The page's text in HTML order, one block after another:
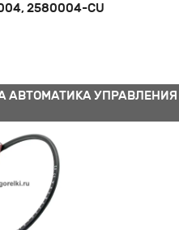
2580004-CU
АВТОМАТИКА УПРАВЛЕНИЯ